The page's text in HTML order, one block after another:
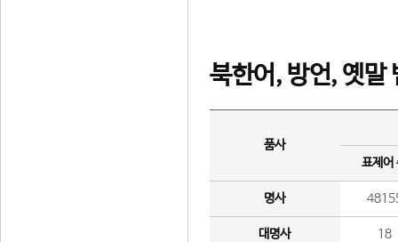
북한어, 방언, 옛말
품사
표제어
명사
대명사 18